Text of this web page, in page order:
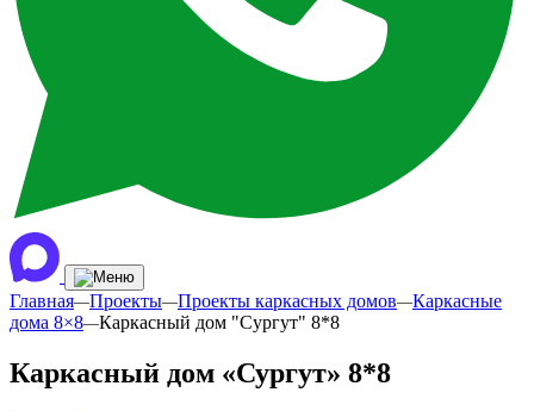
Главная—Проекты—Проекты каркасных домов—Каркасные
дома 8×8—Каркасный дом "Сургут" 8*8
Каркасный дом «Сургут» 8*8